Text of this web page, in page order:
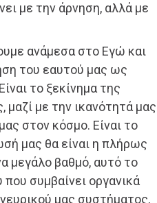
με την άρνηση, αλλά με
ανάμεσα στο Εγώ και
του εαυτού μας ως
το ξεκίνημα της
με την ικανότητά μας
στον κόσμο. Είναι το
μας θα είναι η πλήρως
μεγάλο βαθμό, αυτό το
που συμβαίνει οργανικά
μας συστήματος,